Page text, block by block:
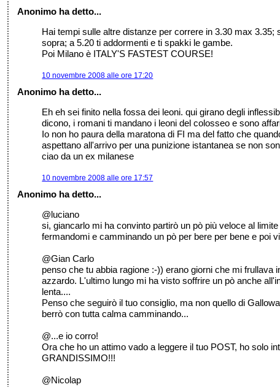
Anonimo ha detto...
Hai tempi sulle altre distanze per correre in 3.30 max
sopra; a 5.20 ti addormenti e ti spakki le gambe.
Poi Milano è ITALY'S FASTEST COURSE!
10 novembre 2008 alle ore 17:20
Anonimo ha detto...
Eh eh sei finito nella fossa dei leoni. qui girano degli
dicono, i romani ti mandano i leoni del colosseo e sono
Io non ho paura della maratona di FI ma del fatto che
aspettano all'arrivo per una punizione istantanea se non
ciao da un ex milanese
10 novembre 2008 alle ore 17:57
Anonimo ha detto...
@luciano
si, giancarlo mi ha convinto partirò un pò più veloce al
fermandomi e camminando un pò per bere per bene e poi
@Gian Carlo
penso che tu abbia ragione :-)) erano giorni che mi
azzardo. L'ultimo lungo mi ha visto soffrire un pò anche
lenta....
Penso che seguirò il tuo consiglio, ma non quello di
berrò con tutta calma camminando...
@...e io corro!
Ora che ho un attimo vado a leggere il tuo POST, ho solo
GRANDISSIMO!!!
@Nicolap